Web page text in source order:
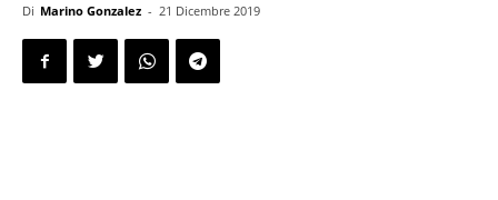
Di Marino Gonzalez - 21 Dicembre 2019